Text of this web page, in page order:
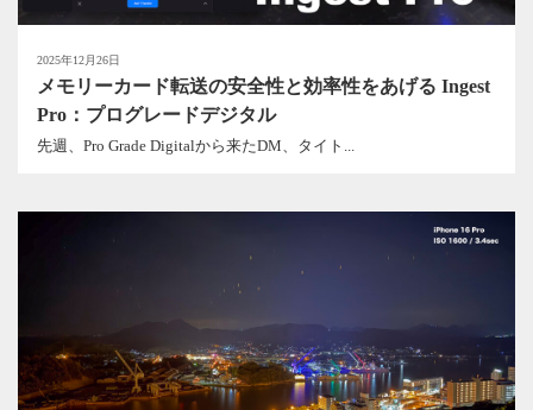
2025年12月26日
メモリーカード転送の安全性と効率性をあげる Ingest
Pro：プログレードデジタル
先週、Pro Grade Digitalから来たDM、タイト...